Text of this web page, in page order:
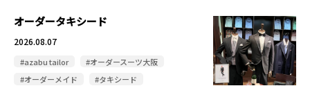
オーダータキシード
2026.08.07
#azabu tailor
#オーダースーツ大阪
#オーダーメイド
#タキシード